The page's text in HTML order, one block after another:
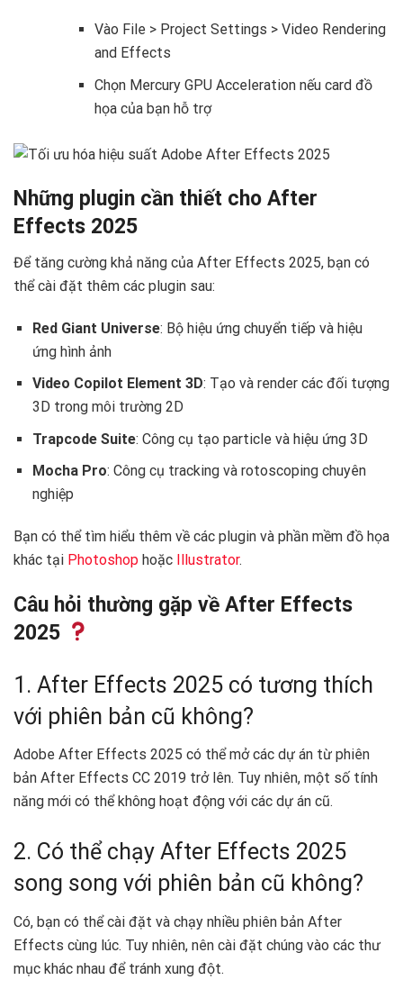
Vào File > Project Settings > Video Rendering
and Effects
Chọn Mercury GPU Acceleration nếu card đồ
họa của bạn hỗ trợ
Những plugin cần thiết cho After
Effects 2025
Để tăng cường khả năng của After Effects 2025, bạn có
thể cài đặt thêm các plugin sau:
Red Giant Universe: Bộ hiệu ứng chuyển tiếp và hiệu
ứng hình ảnh
Video Copilot Element 3D: Tạo và render các đối tượng
3D trong môi trường 2D
Trapcode Suite: Công cụ tạo particle và hiệu ứng 3D
Mocha Pro: Công cụ tracking và rotoscoping chuyên
nghiệp
Bạn có thể tìm hiểu thêm về các plugin và phần mềm đồ họa
khác tại Photoshop hoặc Illustrator.
Câu hỏi thường gặp về After Effects
2025
1. After Effects 2025 có tương thích
với phiên bản cũ không?
Adobe After Effects 2025 có thể mở các dự án từ phiên
bản After Effects CC 2019 trở lên. Tuy nhiên, một số tính
năng mới có thể không hoạt động với các dự án cũ.
2. Có thể chạy After Effects 2025
song song với phiên bản cũ không?
Có, bạn có thể cài đặt và chạy nhiều phiên bản After
Effects cùng lúc. Tuy nhiên, nên cài đặt chúng vào các thư
mục khác nhau để tránh xung đột.